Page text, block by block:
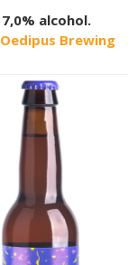
alcohol.
Oedipus Brewing